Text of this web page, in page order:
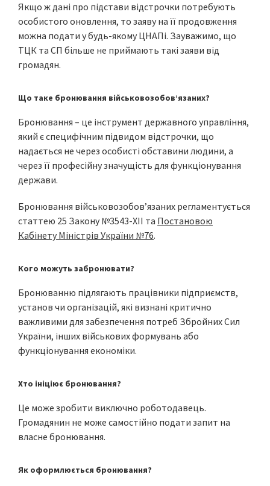
Якщо ж дані про підстави відстрочки потребують
особистого оновлення, то заяву на її продовження
можна подати у будь-якому ЦНАПі. Зауважимо, що
ТЦК та СП більше не приймають такі заяви від
громадян.
Що таке бронювання військовозобов’язаних?
Бронювання – це інструмент державного управління,
який є специфічним підвидом відстрочки, що
надається не через особисті обставини людини, а
через її професійну значущість для функціонування
держави.
Бронювання військовозобовʼязаних регламентується
статтею 25 Закону №3543-XII та Постановою
Кабінету Міністрів України №76.
Кого можуть забронювати?
Бронюванню підлягають працівники підприємств,
установ чи організацій, які визнані критично
важливими для забезпечення потреб Збройних Сил
України, інших військових формувань або
функціонування економіки.
Хто ініціює бронювання?
Це може зробити виключно роботодавець.
Громадянин не може самостійно подати запит на
власне бронювання.
Як оформлюється бронювання?